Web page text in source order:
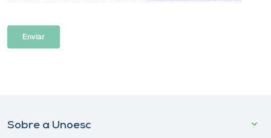
Sobre a Unoesc